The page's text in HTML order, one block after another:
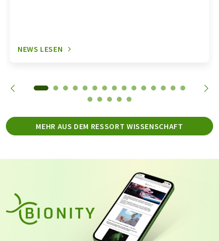
NEWS LESEN
MEHR AUS DEM RESSORT WISSENSCHAFT